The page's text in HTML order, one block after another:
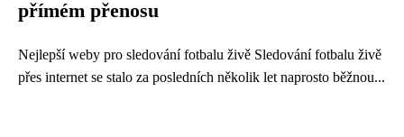
přímém přenosu
Nejlepší weby pro sledování fotbalu živě Sledování fotbalu živě
přes internet se stalo za posledních několik let naprosto běžnou...